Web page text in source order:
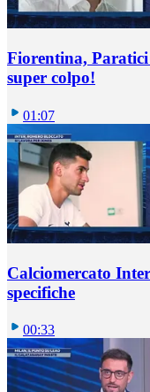
Fiorentina,
super colpo!
01:07
Calciomercato
specifiche
00:33